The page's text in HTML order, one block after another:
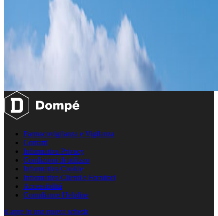
Farmacovigilanza e Vigilanza
Contatti
Informativa Privacy
Condizioni di utilizzo
Informativa Cookie
Informativa Clienti e Fornitori
Accessibilità
Compliance Helpline
si apre in una nuova scheda